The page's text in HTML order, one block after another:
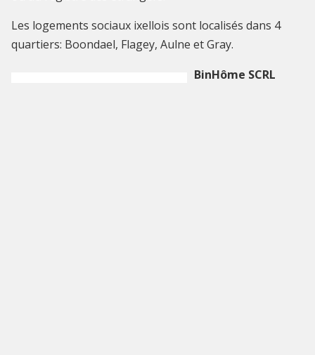
Les logements sociaux ixellois sont localisés dans 4
quartiers: Boondael, Flagey, Aulne et Gray.
BinHôme SCRL